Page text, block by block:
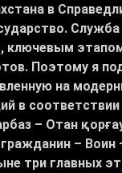
в
ключевым
Поэтому я
на
в
– Отан
– Воин
три главных